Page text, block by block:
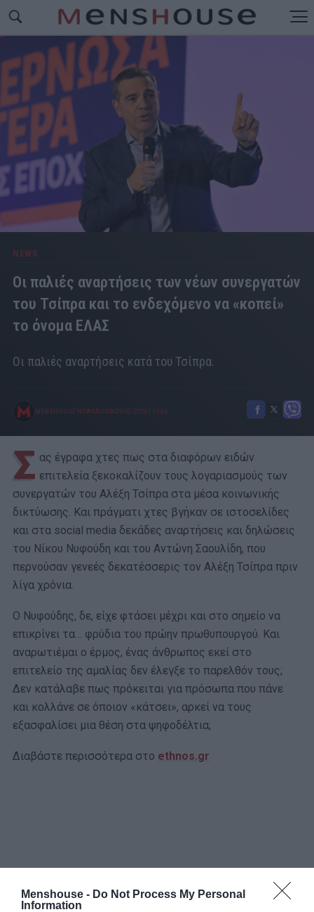
Menshouse - Do Not Process My Personal
Information
NEWS
Οι παλιές αναρτήσεις των νέων συνεργατών
του Τσίπρα και το ενδεχόμενο να «κοπεί»
το όνομα ΕΛΑΣ
Οι παλιές αναρτήσεις κατά του Τσίπρα.
MENSHOUSE NEWSROOM 29/05/2026 10:56
Σ ας έγραφα χτες πως στα διαφόρων ειδών
επιτελεία ξεκοκαλίζουν τους λογαριασμούς των
συνεργατών του Αλέξη Τσίπρα στα μέσα κοινωνικής
δικτύωσης. Και πράγματι χτες βγήκαν σε ιστοσελίδες
και στα social media δεκάδες αναρτήσεις και δηλώσεις
του Νίκου Νυφούδη και του Αντώνη Σαουλίδη, που
περνούσαν γενεές δεκατέσσερις τον Αλέξη Τσίπρα πριν
λίγα χρόνια.
Ο Νυφούδης, δε, είχε φτάσει μέχρι και στο σημείο να
επικρίνει τα… φρύδια του πρώην πρωθυπουργού. Και
αναρωτιέμαι ο έρμος, ένας άνθρωπος εκεί στο
επιτελείο της αμαλίας δεν έλεγξε το παρελθόν τους;
Δεν κατάλαβε πως πρόκειται για πρόσωπα που πάνε
και κολλάνε σε όποιον «κάτσει», αρκεί να τους
εξασφαλίσει μια θέση στα ψηφοδέλτια;
Διαβάστε περισσότερα στο ethnos.gr